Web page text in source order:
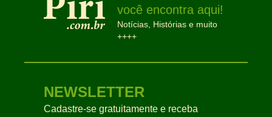
você encontra aqui!
Notícias, Histórias e muito
++++
NEWSLETTER
Cadastre-se gratuitamente e receba